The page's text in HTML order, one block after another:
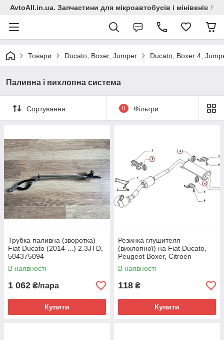
AvtoAll.in.ua. Запчастини для мікроавтобусів і мінівенів
Товари Ducato, Boxer, Jumper Ducato, Boxer 4,
Паливна і вихлопна система
Сортування 0 Фільтри
Трубка паливна (зворотка)
Fiat Ducato (2014-...) 2.3JTD,
504375094
В наявності
1 062 ₴/пара
Купити
Резинка глушителя
(вихлопної) на Fiat Ducato,
Peugeot Boxer, Citroen
Jumper 4 (2014-...),
51854824, 1755L8
В наявності
118 ₴
Купити